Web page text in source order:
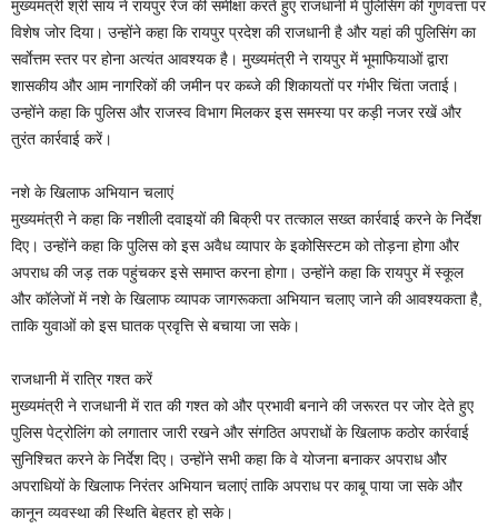
मुख्यमंत्री श्री साय ने रायपुर रेंज की समीक्षा करते हुए राजधानी में पुलिसिंग की गुणवत्ता पर
विशेष जोर दिया। उन्होंने कहा कि रायपुर प्रदेश की राजधानी है और यहां की पुलिसिंग का
सर्वाेत्तम स्तर पर होना अत्यंत आवश्यक है। मुख्यमंत्री ने रायपुर में भूमाफियाओं द्वारा
शासकीय और आम नागरिकों की जमीन पर कब्जे की शिकायतों पर गंभीर चिंता जताई।
उन्होंने कहा कि पुलिस और राजस्व विभाग मिलकर इस समस्या पर कड़ी नजर रखें और
तुरंत कार्रवाई करें।
नशे के खिलाफ अभियान चलाएं
मुख्यमंत्री ने कहा कि नशीली दवाइयों की बिक्री पर तत्काल सख्त कार्रवाई करने के निर्देश
दिए। उन्होंने कहा कि पुलिस को इस अवैध व्यापार के इकोसिस्टम को तोड़ना होगा और
अपराध की जड़ तक पहुंचकर इसे समाप्त करना होगा। उन्होंने कहा कि रायपुर में स्कूल
और कॉलेजों में नशे के खिलाफ व्यापक जागरूकता अभियान चलाए जाने की आवश्यकता है,
ताकि युवाओं को इस घातक प्रवृत्ति से बचाया जा सके।
राजधानी में रात्रि गश्त करें
मुख्यमंत्री ने राजधानी में रात की गश्त को और प्रभावी बनाने की जरूरत पर जोर देते हुए
पुलिस पेट्रोलिंग को लगातार जारी रखने और संगठित अपराधों के खिलाफ कठोर कार्रवाई
सुनिश्चित करने के निर्देश दिए। उन्होंने सभी कहा कि वे योजना बनाकर अपराध और
अपराधियों के खिलाफ निरंतर अभियान चलाएं ताकि अपराध पर काबू पाया जा सके और
कानून व्यवस्था की स्थिति बेहतर हो सके।